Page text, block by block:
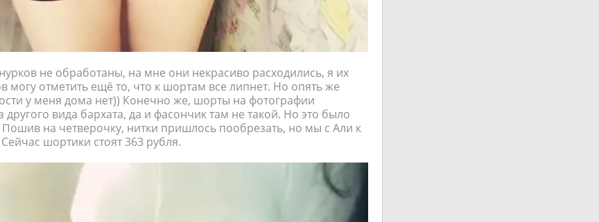
не обработаны, на мне они некрасиво расходились, я их
могу отметить ещё то, что к шортам все липнет. Но опять же
у меня дома нет)) Конечно же, шорты на фотографии
вида бархата, да и фасончик там не такой. Но это было
на четверочку, нитки пришлось пообрезать, но мы с Али к
шортики стоят 363 рубля.